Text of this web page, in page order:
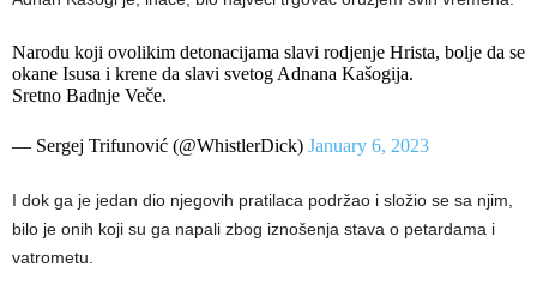
Narodu koji ovolikim detonacijama slavi rodjenje Hrista, bolje da se
okane Isusa i krene da slavi svetog Adnana Kašogija.
Sretno Badnje Veče.
— Sergej Trifunović (@WhistlerDick) January 6, 2023
I dok ga je jedan dio njegovih pratilaca podržao i složio se sa njim,
bilo je onih koji su ga napali zbog iznošenja stava o petardama i
vatrometu.